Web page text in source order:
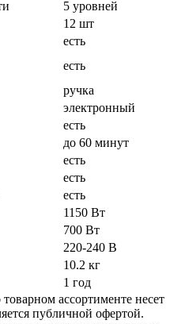
5 уровней
12 шт
есть
есть
ручка
электронный
есть
до 60 минут
есть
есть
есть
1150 Вт
700 Вт
220-240 В
10.2 кг
1 год
ассортименте несет
публичной офертой.